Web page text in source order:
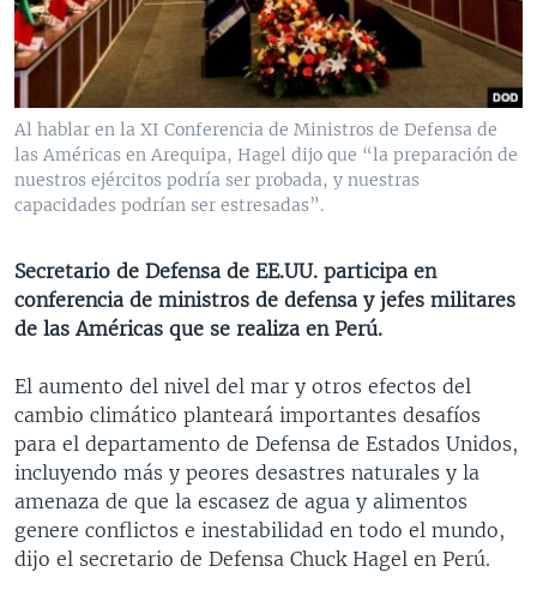
VENEZUELA
BRASIL
NICARAGUA
ECONOMÍA
ENTRETENIMIENTO Y CULTURA
TECNOLOGÍA
DEPORTES
CIENCIA Y SALUD
MULTIMEDIA
VIDEOS
FOTOGRAFÍA
AUDIOS
PROGRAMAS TV
EL MUNDO AL DÍA
FORO INTERAMERICANO
VISIÓN 360
PANORAMA
RADIO
AVANCE INFORMATIVO
AUDIONOTICIAS
ESTADOS UNIDOS AL DÍA
EL MUNDO AL DÍA [RADIO]
DEPORTIVO INTERNACIONAL
NOTA ECONÓMICA
ENTRETENIMIENTO
DIRECT
DOCUMENTALES DE LA VOA
SÍGANOS
Idiomas
Al hablar en la XI Conferencia de Ministros de Defensa de
las Américas en Arequipa, Hagel dijo que “la preparación de
nuestros ejércitos podría ser probada, y nuestras
capacidades podrían ser estresadas”.
Secretario de Defensa de EE.UU. participa en
conferencia de ministros de defensa y jefes militares
de las Américas que se realiza en Perú.
El aumento del nivel del mar y otros efectos del
cambio climático planteará importantes desafíos
para el departamento de Defensa de Estados Unidos,
incluyendo más y peores desastres naturales y la
amenaza de que la escasez de agua y alimentos
genere conflictos e inestabilidad en todo el mundo,
dijo el secretario de Defensa Chuck Hagel en Perú.